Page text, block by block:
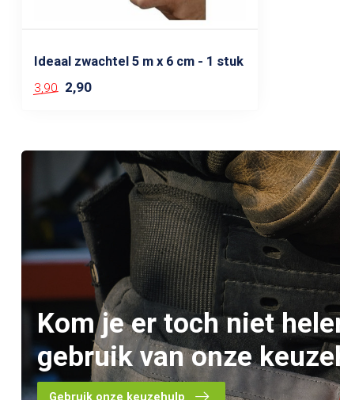
Ideaal zwachtel 5 m x 6 cm - 1 stuk
3,90 2,90
Kom je er toch niet
gebruik van onze
Gebruik onze keuzehulp